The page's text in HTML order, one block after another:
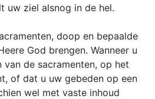
uw ziel alsnog in de hel.
doop en bepaalde
God brengen. Wanneer u
de sacramenten, op het
of dat u uw gebeden op een
wel met vaste inhoud